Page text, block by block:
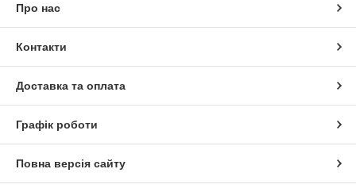
Про нас
Контакти
Доставка та оплата
Графік роботи
Повна версія сайту